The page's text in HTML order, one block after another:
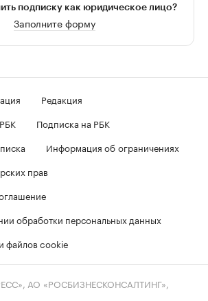
подписку как юридическое лицо?
Заполните форму
Редакция
Подписка на РБК
Информация об ограничениях
прав
обработки персональных данных
файлов cookie
АО «РОСБИЗНЕСКОНСАЛТИНГ»,